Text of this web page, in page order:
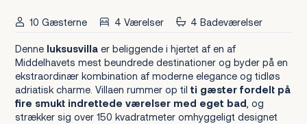
10 Gæsterne 4 Værelser 4 Badeværelser
Denne luksusvillaer beliggende i hjertet af en af
Middelhavets mest beundrede destinationer og byder på en
ekstraordinær kombination af moderne elegance og tidløs
adriatisk charme. Villaen rummer op til ti gæster fordelt på
fire smukt indrettede værelser med eget bad , og
strækker sig over 150 kvadratmeter omhyggeligt designet